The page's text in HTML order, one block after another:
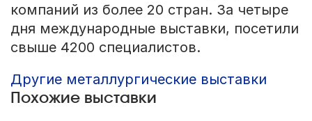
компаний из более 20 стран. За четыре
дня международные выставки, посетили
свыше 4200 специалистов.
Другие металлургические выставки
Похожие выставки